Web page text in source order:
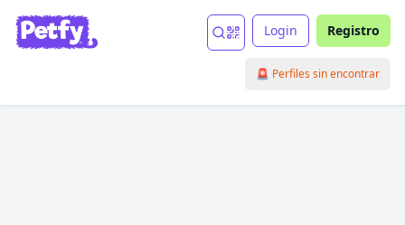
Login Registro
🚨 Perfiles sin encontrar